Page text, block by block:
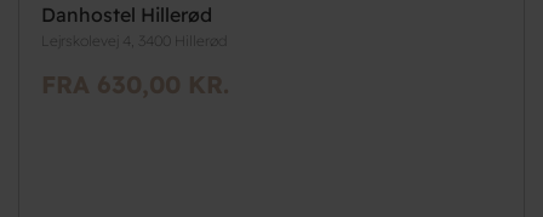
Danhostel Hillerød
Lejrskolevej 4, 3400 Hillerød
FRA 630,00 KR.